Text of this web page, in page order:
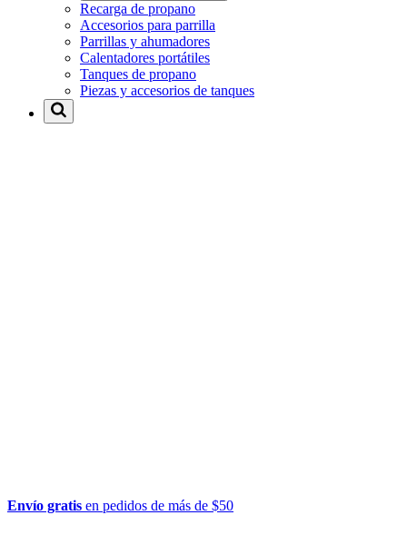
Recarga de propano
Accesorios para parrilla
Parrillas y ahumadores
Calentadores portátiles
Tanques de propano
Piezas y accesorios de tanques
Envío gratis en pedidos de más de $50